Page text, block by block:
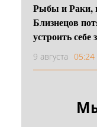
Рыбы и Раки,
Близнецов
устроить
9 августа 05:24